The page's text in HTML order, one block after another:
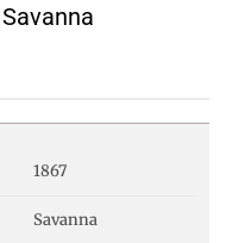
1867
Savanna